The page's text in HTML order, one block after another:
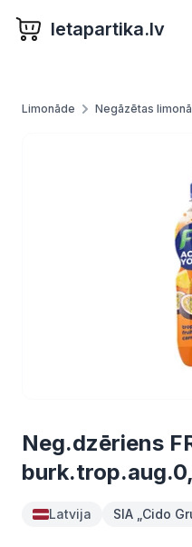
letapartika.lv
Limonāde
Neg.dzēriens
Latvija SIA „Cido